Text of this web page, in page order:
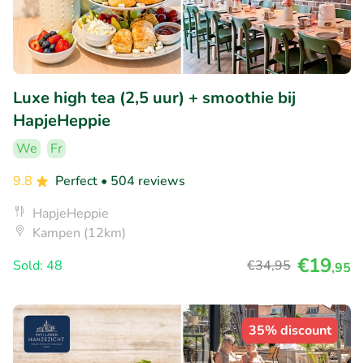
Luxe high tea (2,5 uur) + smoothie bij
HapjeHeppie
We
Fr
9.8
Perfect • 504 reviews
HapjeHeppie
Kampen (12km)
Sold: 48
€34,95 €19,95
35% discount